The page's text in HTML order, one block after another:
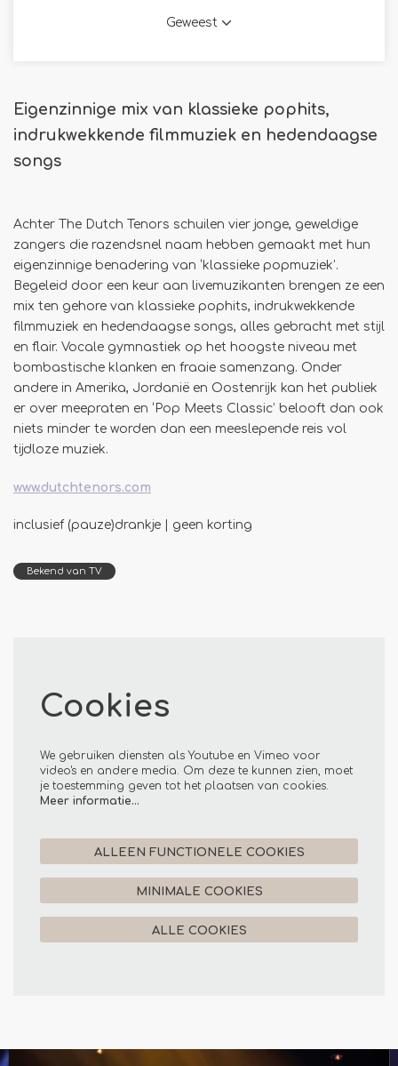
Geweest
Eigenzinnige mix van klassieke pophits,
indrukwekkende filmmuziek en hedendaagse
songs
Achter The Dutch Tenors schuilen vier jonge, geweldige
zangers die razendsnel naam hebben gemaakt met hun
eigenzinnige benadering van ‘klassieke popmuziek’.
Begeleid door een keur aan livemuzikanten brengen ze een
mix ten gehore van klassieke pophits, indrukwekkende
filmmuziek en hedendaagse songs, alles gebracht met stijl
en flair. Vocale gymnastiek op het hoogste niveau met
bombastische klanken en fraaie samenzang. Onder
andere in Amerika, Jordanië en Oostenrijk kan het publiek
er over meepraten en ‘Pop Meets Classic’ belooft dan ook
niets minder te worden dan een meeslepende reis vol
tijdloze muziek.
www.dutchtenors.com
inclusief (pauze)drankje | geen korting
Bekend van TV
Cookies
We gebruiken diensten als Youtube en Vimeo voor
video's en andere media. Om deze te kunnen zien, moet
je toestemming geven tot het plaatsen van cookies.
Meer informatie…
ALLEEN FUNCTIONELE COOKIES
MINIMALE COOKIES
ALLE COOKIES
Overslaan
Inzoomen